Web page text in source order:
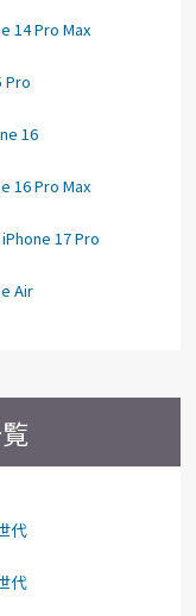
14 Pro Max
Pro
16
16 Pro Max
iPhone 17 Pro
Air
代
代